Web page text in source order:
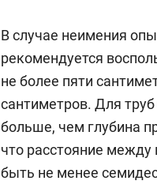
В случае неимения
рекомендуется
не более пяти
сантиметров. Для
больше, чем глубина
что расстояние
быть не менее